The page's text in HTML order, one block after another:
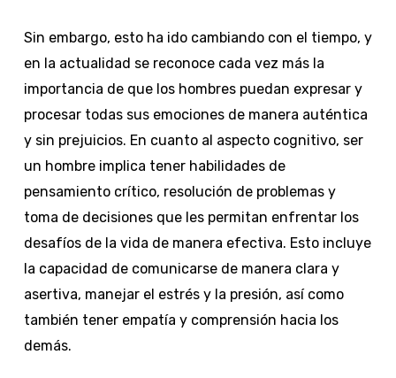
Sin embargo, esto ha ido cambiando con el tiempo, y
en la actualidad se reconoce cada vez más la
importancia de que los hombres puedan expresar y
procesar todas sus emociones de manera auténtica
y sin prejuicios. En cuanto al aspecto cognitivo, ser
un hombre implica tener habilidades de
pensamiento crítico, resolución de problemas y
toma de decisiones que les permitan enfrentar los
desafíos de la vida de manera efectiva. Esto incluye
la capacidad de comunicarse de manera clara y
asertiva, manejar el estrés y la presión, así como
también tener empatía y comprensión hacia los
demás.